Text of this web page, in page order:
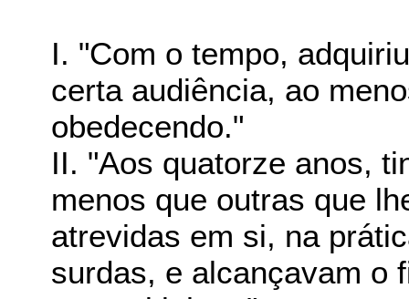
I. "Com o tempo,
certa audiência, ao
obedecendo."
II. "Aos quatorze anos,
menos que outras que
atrevidas em si, na
surdas, e alcançavam o